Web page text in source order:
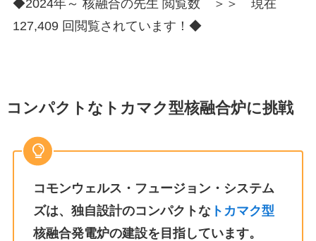
◆2024年～ 核融合の先生 閲覧数 ＞＞ 現在
127,409 回閲覧されています！◆
コンパクトなトカマク型核融合炉に挑戦
コモンウェルス・フュージョン・システム
ズは、独自設計のコンパクトなトカマク型
核融合発電炉の建設を目指しています。